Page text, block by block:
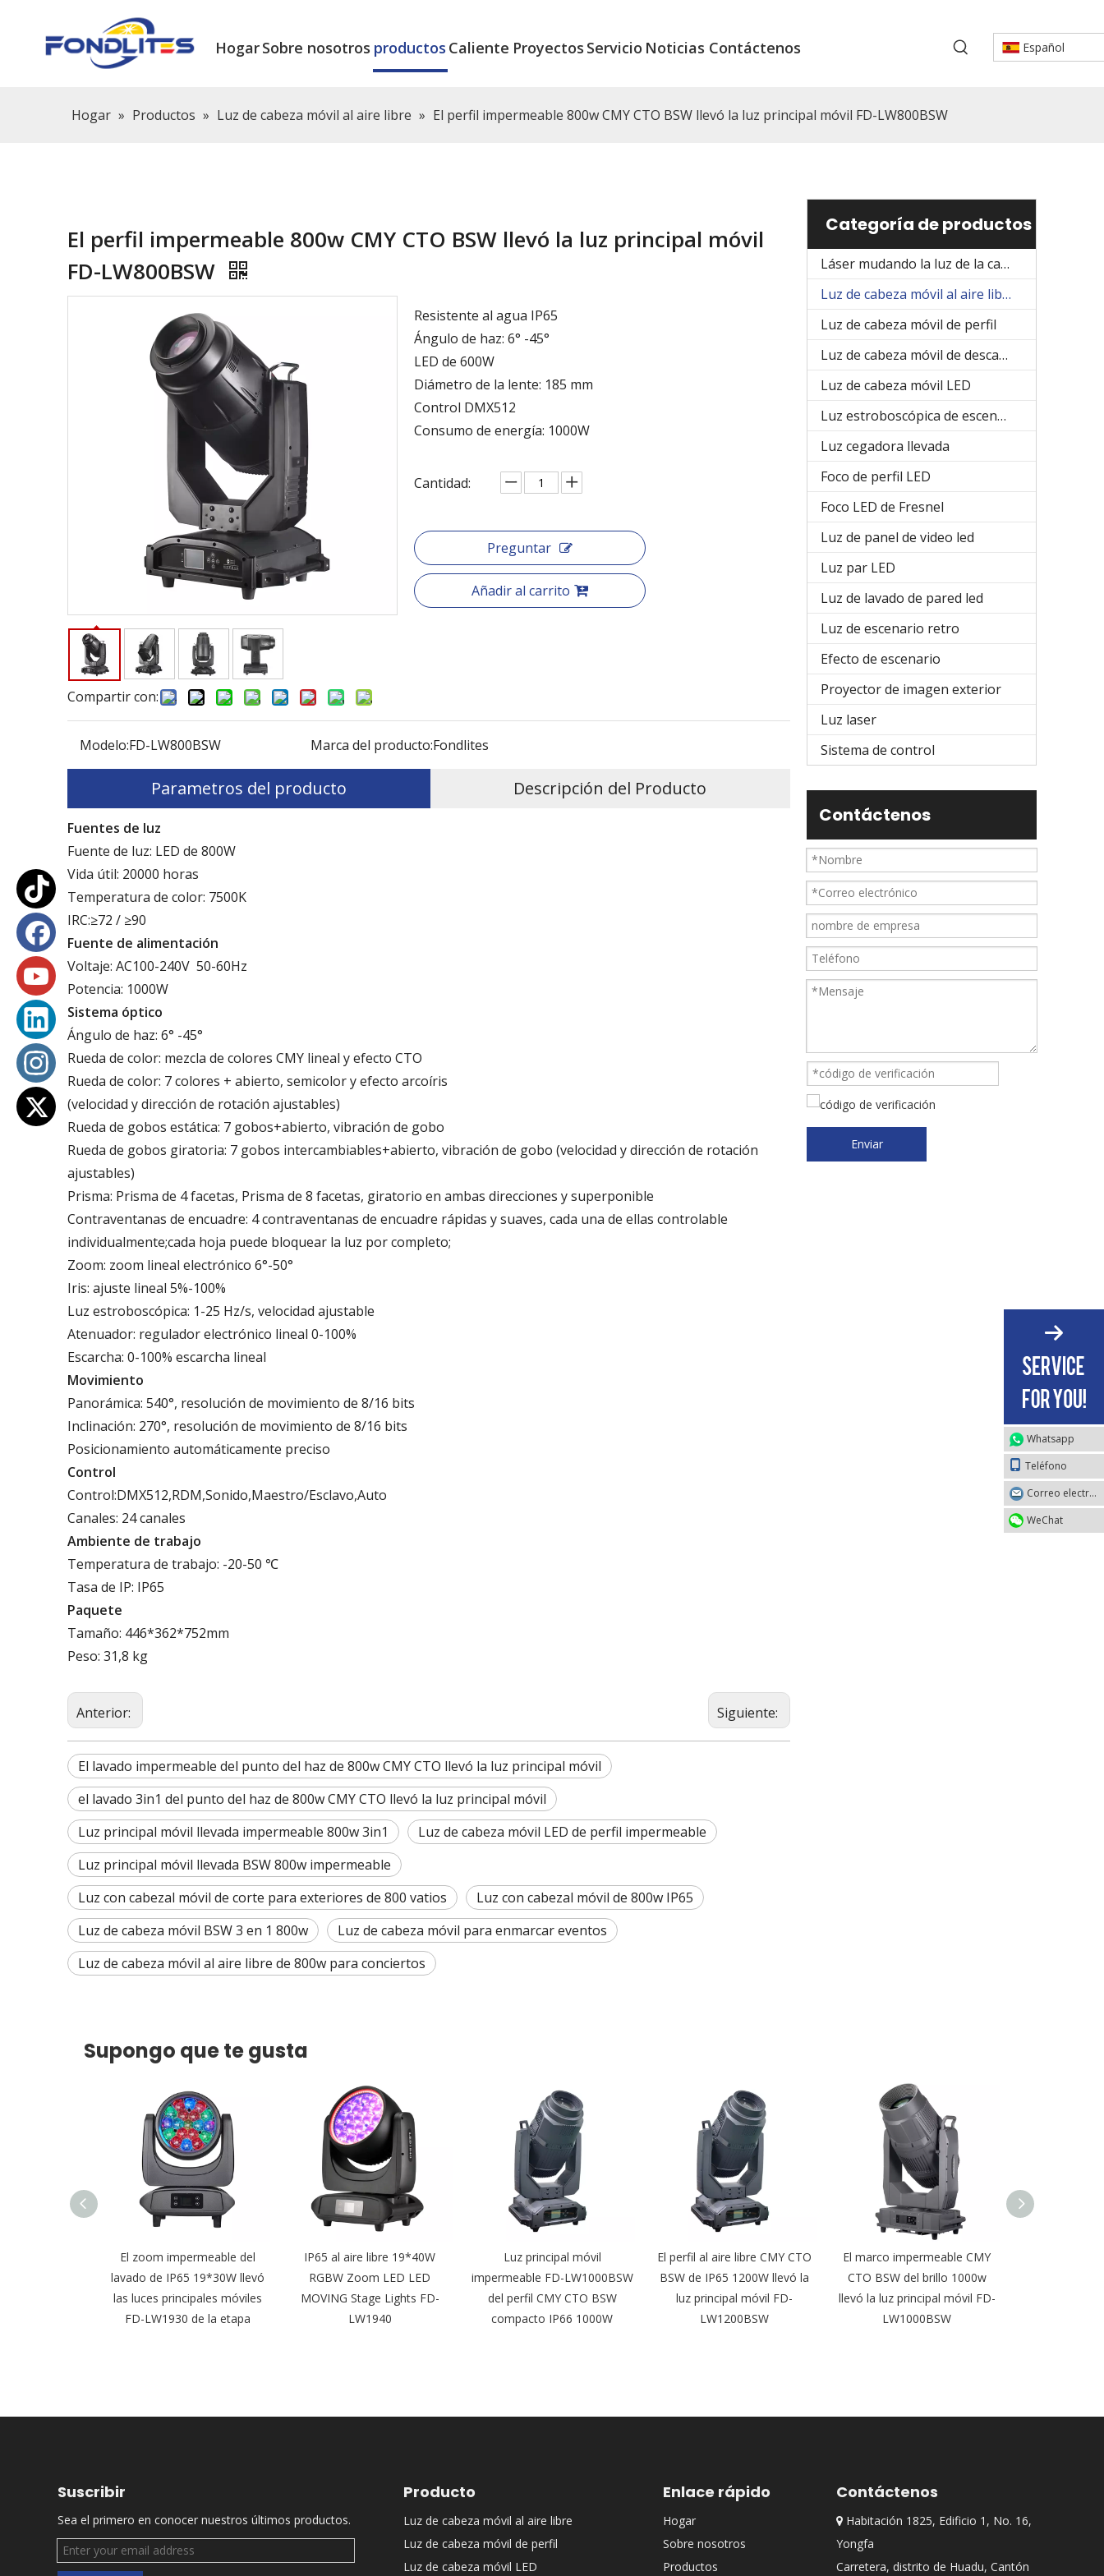
HogarSobre nosotros productos Caliente Proyectos Servicio Noticias Contáctenos Español
Hogar » Productos » Luz de cabeza móvil al aire libre » El perfil impermeable 800w CMY CTO BSW llevó la luz principal móvil FD-LW800BSW
El perfil impermeable 800w CMY CTO BSW llevó la luz principal móvil
FD-LW800BSW
Compartir con:
Resistente al agua IP65
Ángulo de haz: 6° -45°
LED de 600W
Diámetro de la lente: 185 mm
Control DMX512
Consumo de energía: 1000W
Cantidad:
Preguntar
Añadir al carrito
Modelo:FD-LW800BSW Marca del producto:Fondlites
Parametros del producto Descripción del Producto
Fuentes de luz
Fuente de luz: LED de 800W
Vida útil: 20000 horas
Temperatura de color: 7500K
IRC:≥72 / ≥90
Fuente de alimentación
Voltaje: AC100-240V 50-60Hz
Potencia: 1000W
Sistema óptico
Ángulo de haz: 6° -45°
Rueda de color: mezcla de colores CMY lineal y efecto CTO
Rueda de color: 7 colores + abierto, semicolor y efecto arcoíris
(velocidad y dirección de rotación ajustables)
Rueda de gobos estática: 7 gobos+abierto, vibración de gobo
Rueda de gobos giratoria: 7 gobos intercambiables+abierto, vibración de gobo (velocidad y dirección de rotación
ajustables)
Prisma: Prisma de 4 facetas, Prisma de 8 facetas, giratorio en ambas direcciones y superponible
Contraventanas de encuadre: 4 contraventanas de encuadre rápidas y suaves, cada una de ellas controlable
individualmente;cada hoja puede bloquear la luz por completo;
Zoom: zoom lineal electrónico 6°-50°
Iris: ajuste lineal 5%-100%
Luz estroboscópica: 1-25 Hz/s, velocidad ajustable
Atenuador: regulador electrónico lineal 0-100%
Escarcha: 0-100% escarcha lineal
Movimiento
Panorámica: 540°, resolución de movimiento de 8/16 bits
Inclinación: 270°, resolución de movimiento de 8/16 bits
Posicionamiento automáticamente preciso
Control
Control:DMX512,RDM,Sonido,Maestro/Esclavo,Auto
Canales: 24 canales
Ambiente de trabajo
Temperatura de trabajo: -20-50 ℃
Tasa de IP: IP65
Paquete
Tamaño: 446*362*752mm
Peso: 31,8 kg
Anterior: Siguiente:
El lavado impermeable del punto del haz de 800w CMY CTO llevó la luz principal móvil
el lavado 3in1 del punto del haz de 800w CMY CTO llevó la luz principal móvil
Luz principal móvil llevada impermeable 800w 3in1
Luz de cabeza móvil LED de perfil impermeable
Luz principal móvil llevada BSW 800w impermeable
Luz con cabezal móvil de corte para exteriores de 800 vatios
Luz con cabezal móvil de 800w IP65
Luz de cabeza móvil BSW 3 en 1 800w
Luz de cabeza móvil para enmarcar eventos
Luz de cabeza móvil al aire libre de 800w para conciertos
Categoría de productos
Láser mudando la luz de la cabeza
Luz de cabeza móvil al aire libre
Luz de cabeza móvil de perfil
Luz de cabeza móvil de descarga
Luz de cabeza móvil LED
Luz estroboscópica de escenario
Luz cegadora llevada
Foco de perfil LED
Foco LED de Fresnel
Luz de panel de video led
Luz par LED
Luz de lavado de pared led
Luz de escenario retro
Efecto de escenario
Proyector de imagen exterior
Luz laser
Sistema de control
Contáctenos
Enviar
Supongo que te gusta
El zoom impermeable del
lavado de IP65 19*30W llevó
las luces principales móviles
FD-LW1930 de la etapa
IP65 al aire libre 19*40W
RGBW Zoom LED LED
MOVING Stage Lights FD-
LW1940
Luz principal móvil
impermeable FD-LW1000BSW
del perfil CMY CTO BSW
compacto IP66 1000W
El perfil al aire libre CMY CTO
BSW de IP65 1200W llevó la
luz principal móvil FD-
LW1200BSW
El marco impermeable CMY
CTO BSW del brillo 1000w
llevó la luz principal móvil FD-
LW1000BSW
Suscribir
Sea el primero en conocer nuestros últimos productos.
Whatsapp
Teléfono
Correo electrónico
WeChat
Producto
Luz de cabeza móvil al aire libre
Luz de cabeza móvil de perfil
Luz de cabeza móvil LED
Enlace rápido
Hogar
Sobre nosotros
Productos
Contáctenos
Habitación 1825, Edificio 1, No. 16,
Yongfa
Carretera, distrito de Huadu, Cantón